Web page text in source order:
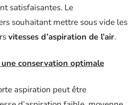
satisfaisantes. Le
souhaitant mettre sous vide les
vitesses d’aspiration de l’air.
conservation optimale
aspiration peut être